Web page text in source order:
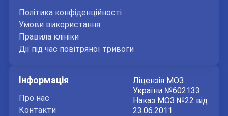
Політика конфіденційності
Умови використання
Правила клініки
Дії під час повітряної тривоги
Інформація
Про нас
Контакти
Ліцензія МОЗ
України №602133
Наказ МОЗ №22 від
23.06.2011